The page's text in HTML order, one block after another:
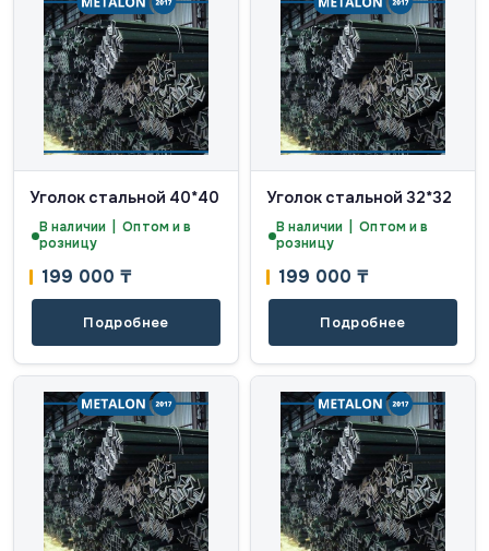
Уголок стальной 40*40
В наличии | Оптом и в
розницу
199 000 ₸
Подробнее
Уголок стальной 32*32
В наличии | Оптом и в
розницу
199 000 ₸
Подробнее